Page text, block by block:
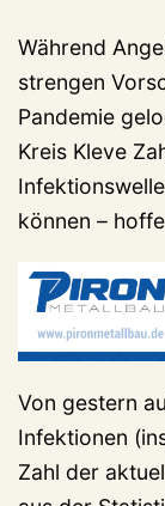
Während
strengen
Pandemie
Kreis Kleve
können –
Von gestern
Infektionen
Zahl der